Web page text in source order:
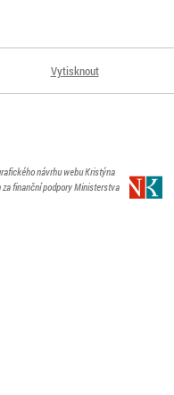
Vytisknout
návrhu webu Kristýna
finanční podpory Ministerstva